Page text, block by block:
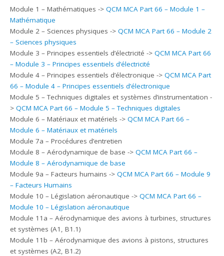
Module 1 – Mathématiques ->QCM MCA Part 66 – Module 1 –
Mathématique
Module 2 – Sciences physiques ->QCM MCA Part 66 – Module 2
– Sciences physiques
Module 3 – Principes essentiels d’électricité ->QCM MCA Part 66
– Module 3 – Principes essentiels d’électricité
Module 4 – Principes essentiels d’électronique ->QCM MCA Part
66 – Module 4 – Principes essentiels d’électronique
Module 5 – Techniques digitales et systèmes d’instrumentation -
>QCM MCA Part 66 – Module 5 – Techniques digitales
Module 6 – Matériaux et matériels ->QCM MCA Part 66 –
Module 6 – Matériaux et matériels
Module 7a – Procédures d’entretien
Module 8 – Aérodynamique de base ->QCM MCA Part 66 –
Module 8 – Aérodynamique de base
Module 9a – Facteurs humains ->QCM MCA Part 66 – Module 9
– Facteurs Humains
Module 10 – Législation aéronautique ->QCM MCA Part 66 –
Module 10 – Législation aéronautique
Module 11a – Aérodynamique des avions à turbines, structures
et systèmes (A1, B1.1)
Module 11b – Aérodynamique des avions à pistons, structures
et systèmes (A2, B1.2)